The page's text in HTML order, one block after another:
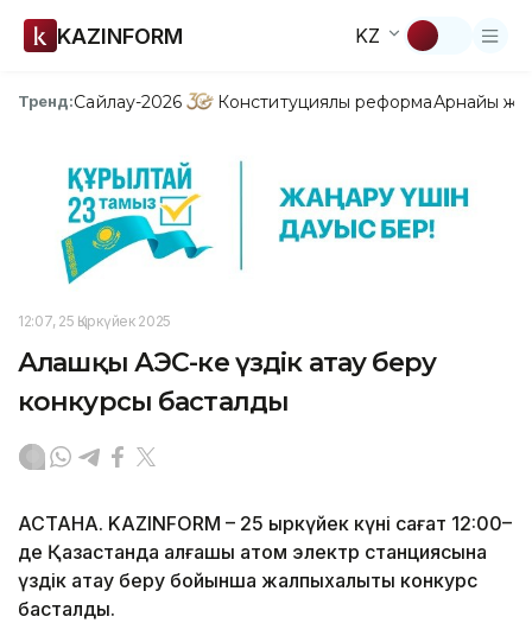
KAZINFORM KZ
Тренд:Сайлау-2026 Конституциялық реформаАрнайы
12:07, 25 Қыркүйек 2025
Алғашқы АЭС-ке үздік атау беру
конкурсы басталды
АСТАНА. KAZINFORM – 25 қыркүйек күні сағат 12:00–
де Қазақстанда алғашқы атом электр станциясына
үздік атау беру бойынша жалпыхалықтық конкурс
басталды.